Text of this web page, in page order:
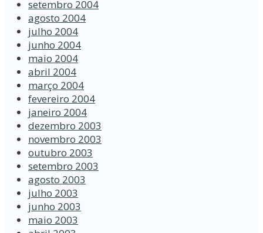
setembro 2004
agosto 2004
julho 2004
junho 2004
maio 2004
abril 2004
março 2004
fevereiro 2004
janeiro 2004
dezembro 2003
novembro 2003
outubro 2003
setembro 2003
agosto 2003
julho 2003
junho 2003
maio 2003